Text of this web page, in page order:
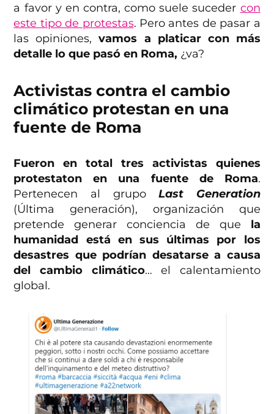
a favor y en contra, como suele suceder con
este tipo de protestas. Pero antes de pasar a
las opiniones,vamos a platicar con más
detalle lo que pasó en Roma, ¿va?
Activistas contra el cambio
climático protestan en una
fuente de Roma
Fueron en total tres activistas quienes
protestaton en una fuente de Roma.
Pertenecen al grupoLast Generation
(Última generación), organización que
pretende generar conciencia de que la
humanidad está en sus últimas por los
desastres que podrían desatarse a causa
del cambio climático… el calentamiento
global.